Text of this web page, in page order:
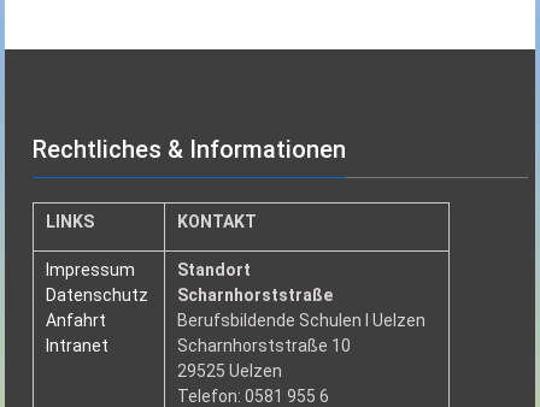
Rechtliches & Informationen
LINKS KONTAKT
Impressum
Datenschutz
Anfahrt
Intranet
Standort
Scharnhorststraße
Berufsbildende Schulen I Uelzen
Scharnhorststraße 10
29525 Uelzen
Telefon: 0581 955 6